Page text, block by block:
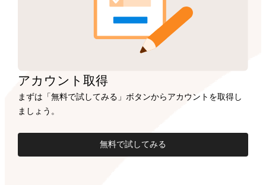
アカウント取得
まずは「無料で試してみる」ボタンからアカウントを取得し
ましょう。
無料で試してみる